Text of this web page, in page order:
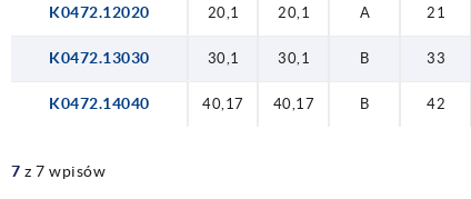
K0472.12020 20,1 20,1 A 21
K0472.13030 30,1 30,1 B 33
K0472.14040 40,17 40,17 B 42
7 z 7 wpisów